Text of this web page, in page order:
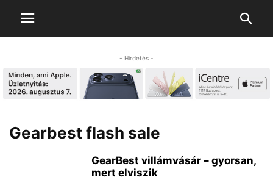
- Hirdetés -
Gearbest flash sale
GearBest villámvásár – gyorsan,
mert elviszik